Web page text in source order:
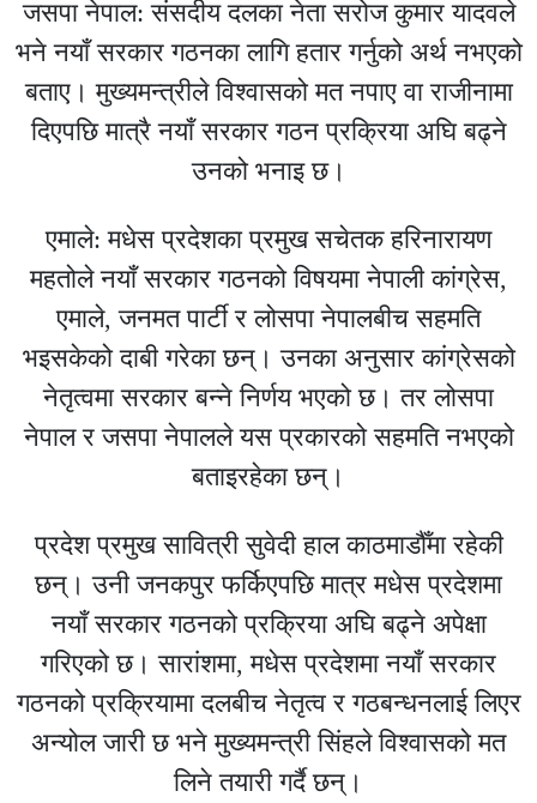
जसपा नेपाल: संसदीय दलका नेता सरोज कुमार यादवले
भने नयाँ सरकार गठनका लागि हतार गर्नुको अर्थ नभएको
बताए। मुख्यमन्त्रीले विश्वासको मत नपाए वा राजीनामा
दिएपछि मात्रै नयाँ सरकार गठन प्रक्रिया अघि बढ्ने
उनको भनाइ छ।
एमाले: मधेस प्रदेशका प्रमुख सचेतक हरिनारायण
महतोले नयाँ सरकार गठनको विषयमा नेपाली कांग्रेस,
एमाले, जनमत पार्टी र लोसपा नेपालबीच सहमति
भइसकेको दाबी गरेका छन्। उनका अनुसार कांग्रेसको
नेतृत्वमा सरकार बन्ने निर्णय भएको छ। तर लोसपा
नेपाल र जसपा नेपालले यस प्रकारको सहमति नभएको
बताइरहेका छन्।
प्रदेश प्रमुख सावित्री सुवेदी हाल काठमाडौँमा रहेकी
छन्। उनी जनकपुर फर्किएपछि मात्र मधेस प्रदेशमा
नयाँ सरकार गठनको प्रक्रिया अघि बढ्ने अपेक्षा
गरिएको छ। सारांशमा, मधेस प्रदेशमा नयाँ सरकार
गठनको प्रक्रियामा दलबीच नेतृत्व र गठबन्धनलाई लिएर
अन्योल जारी छ भने मुख्यमन्त्री सिंहले विश्वासको मत
लिने तयारी गर्दै छन्।